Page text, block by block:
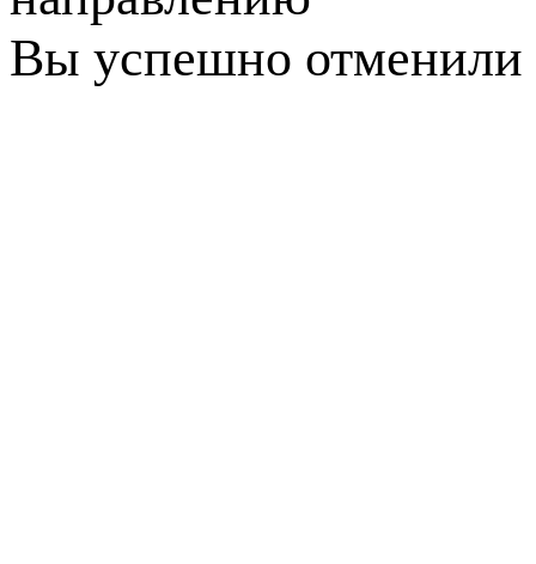
Вы успешно отменили